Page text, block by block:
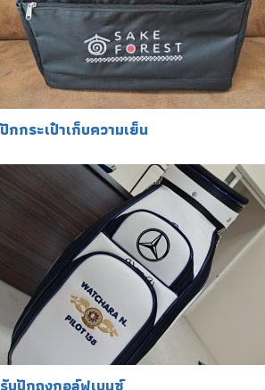
ปักกระเป๋าเก็บความเย็น